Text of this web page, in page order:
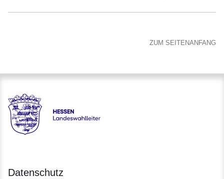
ZUM SEITENANFANG
Hessen - Landeswahlleiter für Hessen
Datenschutz